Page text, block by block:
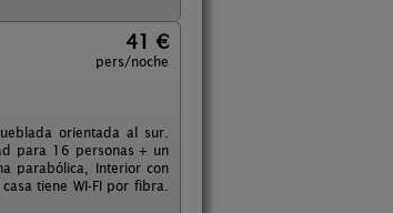
41 €
pers/noche
orientada al sur.
para 16 personas + un
parabólica, Interior con
tiene WI-FI por fibra.